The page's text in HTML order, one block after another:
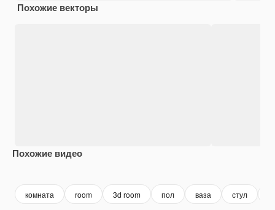
Похожие векторы
Похожие видео
комната room 3d room пол ваза стул